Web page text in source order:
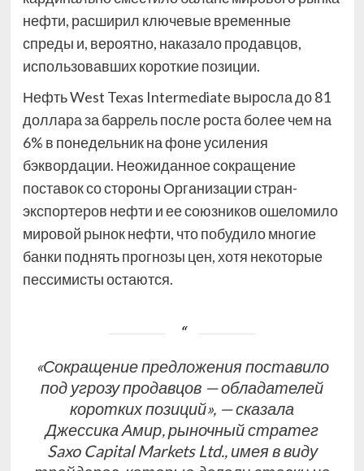
нефти, расширил ключевые временные
спреды и, вероятно, наказало продавцов,
использовавших короткие позиции.
Нефть West Texas Intermediate выросла до 81
доллара за баррель после роста более чем на
6% в понедельник на фоне усиления
бэквордации. Неожиданное сокращение
поставок со стороны Организации стран-
экспортеров нефти и ее союзников ошеломило
мировой рынок нефти, что побудило многие
банки поднять прогнозы цен, хотя некоторые
пессимисты остаются.
«Сокращение предложения поставило
под угрозу продавцов — обладателей
коротких позиций», — сказала
Джессика Амир, рыночный стратег
Saxo Capital Markets Ltd., имея в виду